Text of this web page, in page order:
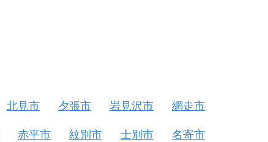
北見市 夕張市 岩見沢市 網走市
赤平市 紋別市 士別市 名寄市